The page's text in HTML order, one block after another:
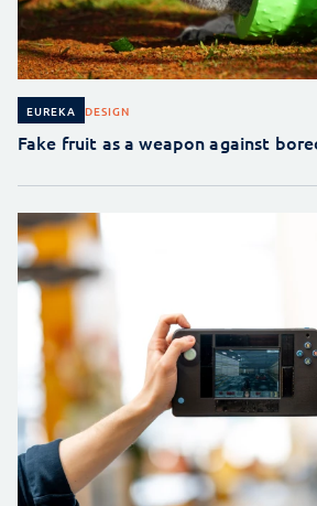
EUREKA DESIGN
Fake fruit as a weapon against